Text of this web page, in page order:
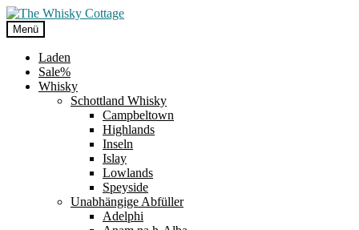
Zur
Navigation
springen
Zum
Inhalt
springen
Menü
Laden
Sale%
Whisky
Schottland Whisky
Campbeltown
Highlands
Inseln
Islay
Lowlands
Speyside
Unabhängige Abfüller
Adelphi